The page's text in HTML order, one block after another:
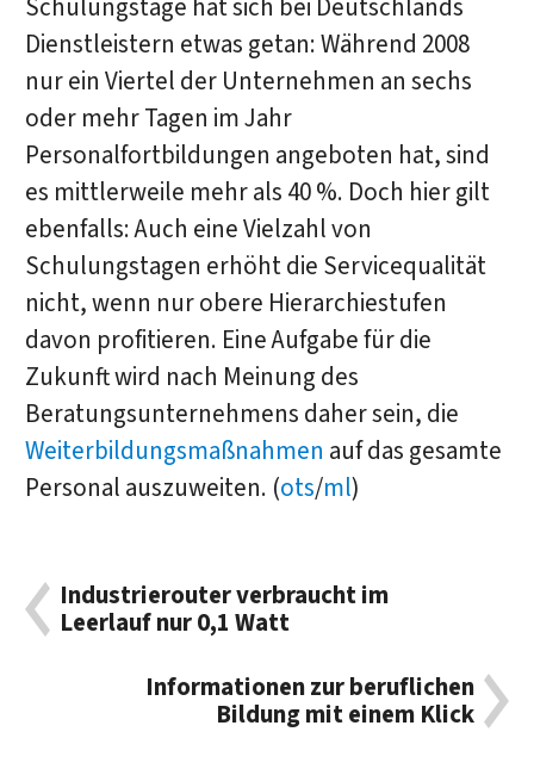
Schulungstage hat sich bei Deutschlands
Dienstleistern etwas getan: Während 2008
nur ein Viertel der Unternehmen an sechs
oder mehr Tagen im Jahr
Personalfortbildungen angeboten hat, sind
es mittlerweile mehr als 40 %. Doch hier gilt
ebenfalls: Auch eine Vielzahl von
Schulungstagen erhöht die Servicequalität
nicht, wenn nur obere Hierarchiestufen
davon profitieren. Eine Aufgabe für die
Zukunft wird nach Meinung des
Beratungsunternehmens daher sein, die
Weiterbildungsmaßnahmen auf das gesamte
Personal auszuweiten. (ots/ml)
Industrierouter verbraucht im
Leerlauf nur 0,1 Watt
Informationen zur beruflichen
Bildung mit einem Klick